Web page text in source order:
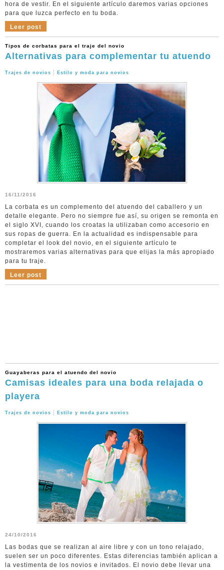
hora de vestir. En el siguiente artículo daremos varias opciones
para que luzca perfecto en tu boda.
Leer post
Tipos de corbatas para el traje del novio
Alternativas para complementar tu atuendo
Trajes de novios Estilo y moda para novios
16/11/2016
La corbata es un complemento del atuendo del caballero y un
detalle elegante. Pero no siempre fue así, su origen se remonta en
el siglo XVI, cuando los croatas la utilizaban como accesorio en
sus ropas de guerra. En la actualidad es indispensable para
completar el look del novio, en el siguiente artículo te
mostraremos varias alternativas para que elijas la más apropiado
para tu traje.
Leer post
Guayaberas para el atuendo del novio
Camisas ideales para una boda relajada o
playera
Trajes de novios Estilo y moda para novios
24/10/2016
Las bodas que se realizan al aire libre y con un tono relajado,
suelen ser un poco diferentes. Estas diferencias también aplican a
la vestimenta de los novios e invitados. El novio debe llevar una